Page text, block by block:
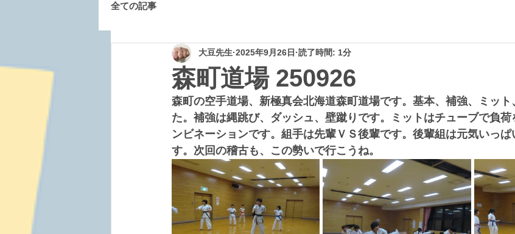
全ての記事
森町道場 250926
大豆先生 2025年9月26日 読了時間: 1分
森町の空手道場、新極真会北海道森町道場です。基本、補強、ミット
た。補強は縄跳び、ダッシュ、壁蹴りです。ミットはチューブで負
ンビネーションです。組手は先輩ＶＳ後輩です。後輩組は元気いっ
す。次回の稽古も、この勢いで行こうね。